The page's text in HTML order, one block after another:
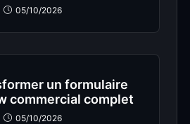
05/10/2026
un formulaire
commercial complet
05/10/2026